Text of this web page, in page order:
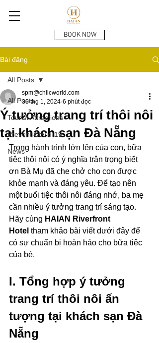
BOOK NOW
Bài đăng
All Posts
Tourist Attractions
Prevent Covid-19
News
All Posts
Ý tưởng trang trí thôi nôi
tại khách sạn Đà Nẵng
spm@chiicworld.com
30 thg 1, 2024 6 phút đọc
Trong hành trình lớn lên của con, bữa
tiệc thôi nôi có ý nghĩa trân trọng biết
ơn Bà Mụ đã che chở cho con được
khỏe mạnh và đáng yêu. Để tạo nên
một buổi tiệc thôi nôi đáng nhớ, ba mẹ
cần nhiều ý tưởng trang trí sáng tạo.
Hãy cùng HAIAN Riverfront
Hotel tham khảo bài viết dưới đây để
có sự chuẩn bị hoàn hảo cho bữa tiệc
của bé.
I. Tổng hợp ý tưởng
trang trí thôi nôi ấn
tượng tại khách sạn Đà
Nẵng